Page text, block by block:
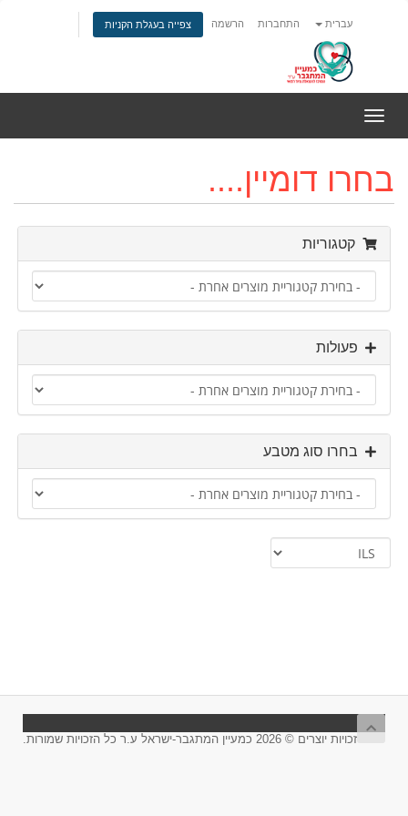
עברית התחברות הרשמה צפייה בעגלת הקניות
הפעלת
ניווט
בחרו דומיין....
קטגוריות
פעולות
בחרו סוג מטבע
זכויות יוצרים © 2026 כמעיין המתגבר-ישראל ע.ר כל הזכויות שמורות.